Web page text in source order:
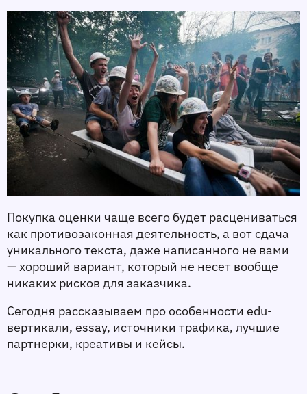
Покупка оценки чаще всего будет расцениваться
как противозаконная деятельность, а вот сдача
уникального текста, даже написанного не вами
— хороший вариант, который не несет вообще
никаких рисков для заказчика.
Сегодня рассказываем про особенности edu-
вертикали, essay, источники трафика, лучшие
партнерки, креативы и кейсы.